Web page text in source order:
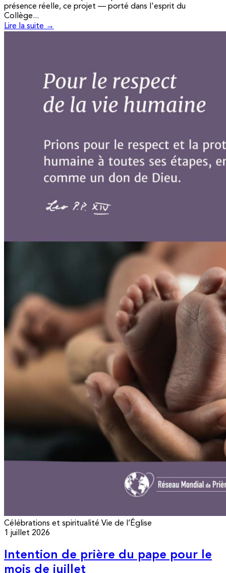
présence réelle, ce projet — porté dans l'esprit du
Collège...
Lire la suite →
Célébrations et spiritualité Vie de l’Église
1 juillet 2026
Intention de prière du pape pour le
mois de juillet